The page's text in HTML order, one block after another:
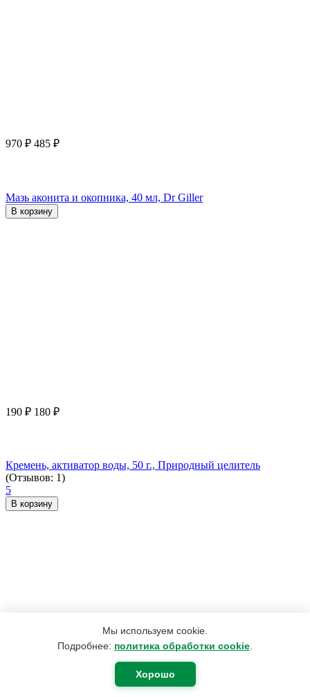
Мы используем cookie.
Подробнее: политика обработки cookie
Хорошо
970 ₽ 485 ₽
Мазь аконита и окопника, 40 мл, Dr Giller
В корзину
190 ₽ 180 ₽
Кремень, активатор воды, 50 г., Природный целитель
(Отзывов: 1)
5
В корзину